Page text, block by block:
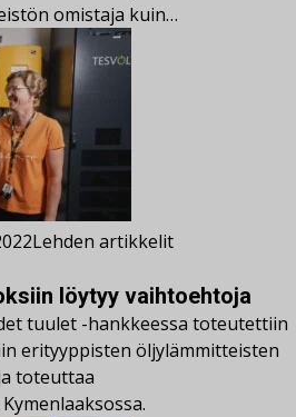
omistaja kuin…
Lehden artikkelit
löytyy vaihtoehtoja
tuulet -hankkeessa toteutettiin
erityyppisten öljylämmitteisten
toteuttaa